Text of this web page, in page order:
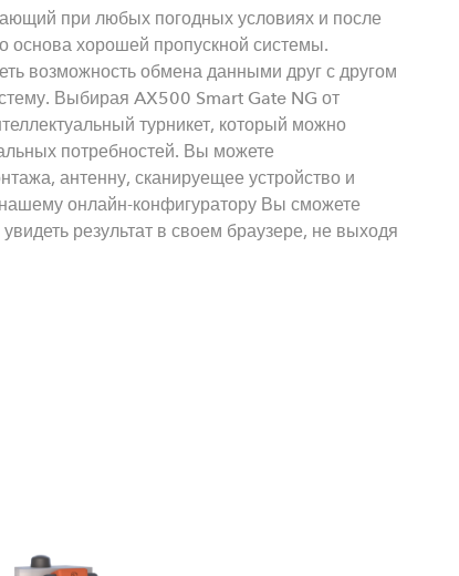
при любых погодных условиях и после
основа хорошей пропускной системы.
возможность обмена данными друг с другом
Выбирая AX500 Smart Gate NG от
турникет, который можно
потребностей. Вы можете
антенну, сканируещее устройство и
онлайн-конфигуратору Вы сможете
результат в своем браузере, не выходя